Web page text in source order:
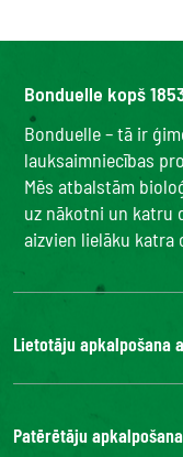
Bonduelle kopš
Bonduelle – tā ir
lauksaimniecības
Mēs atbalstām
uz nākotni un katru
aizvien lielāku katra
Lietotāju apkalpošana
Bonduelle Food Service
Patērētāju apkalpošana